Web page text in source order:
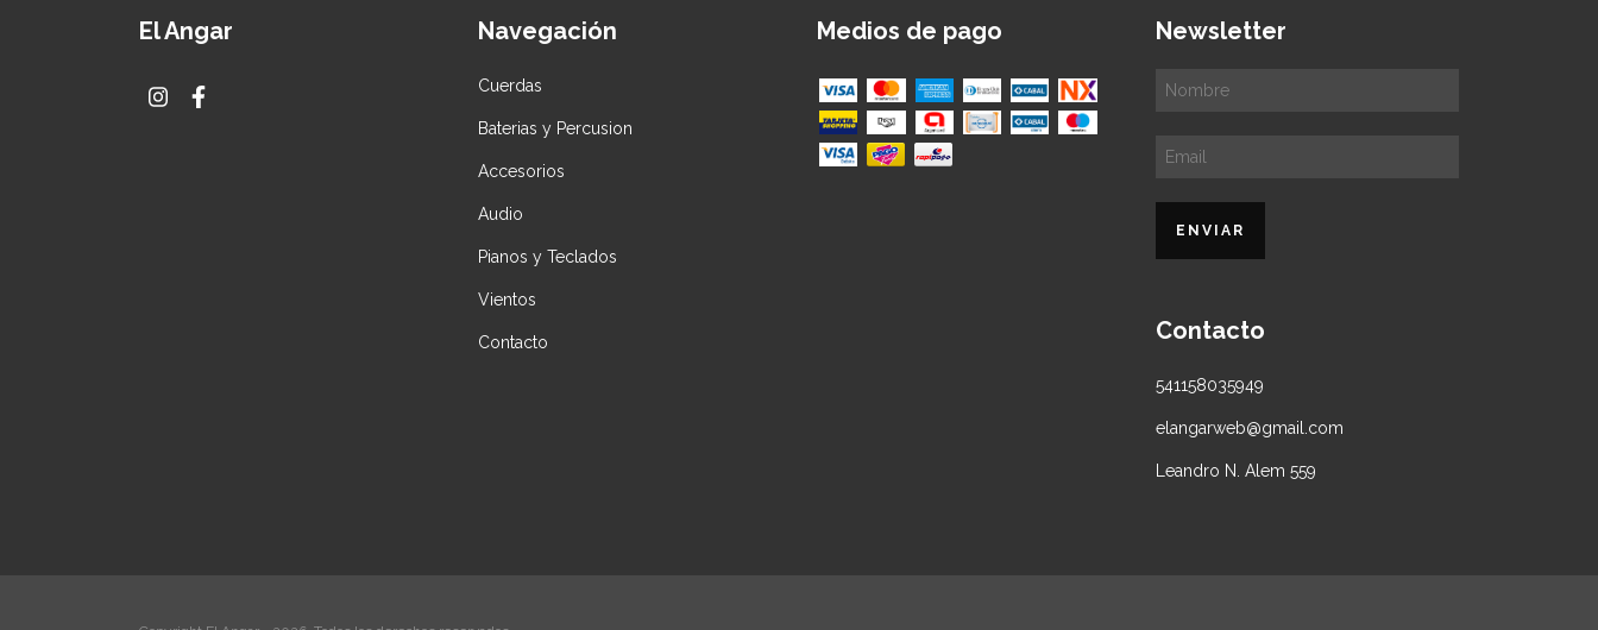
El Angar Navegación
Cuerdas
Baterias y Percusion
Accesorios
Audio
Pianos y Teclados
Vientos
Contacto
Medios de pago Newsletter
Contacto
541158035949
elangarweb@gmail.com
Leandro N. Alem 559